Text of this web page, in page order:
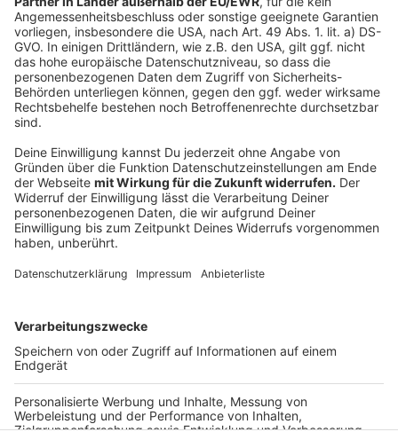
Anzeige
Little Birds anschaut, wird dem wohl zustimmen. Und
wer mehr über den Jungen erfahren möchte: Seine
Mutter hat einenInstagram-Kanalfür ihn eröffnet und
hält alle Follower (es sind schon über 80.000) immer
auf dem Laufenden.
Anzeige
Anzeige
Anzeige